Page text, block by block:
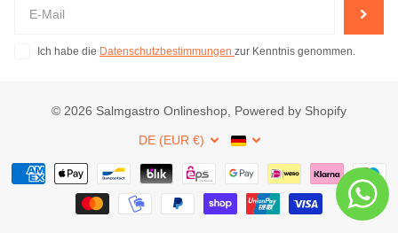
Ich habe die Datenschutzbestimmungen zur Kenntnis genommen.
© 2026 Salmgastro Onlineshop, Powered by Shopify
DE (EUR €)